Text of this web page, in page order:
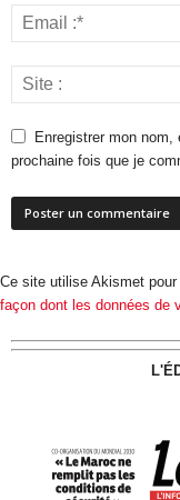
Enregistrer mon
prochaine fois que je
Ce site utilise Akismet pour
façon dont les données de